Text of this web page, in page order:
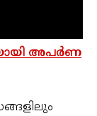
അപർണ